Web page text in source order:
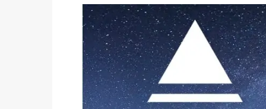
Inicio